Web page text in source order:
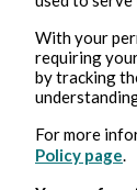
With your
requiring
by tracking
For more
Policy page